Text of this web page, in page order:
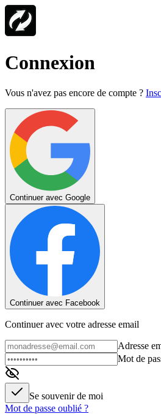
Connexion
Vous n'avez pas encore de compte ?
Continuer avec Google
Continuer avec Facebook
Continuer avec votre adresse email
Adresse
Mot de
Se souvenir de moi
Mot de passe oublié ?